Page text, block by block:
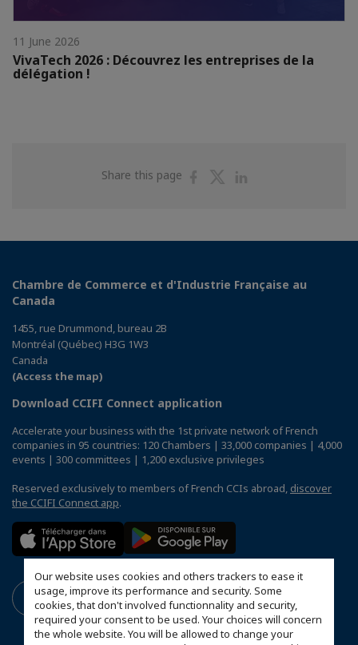
Our website uses cookies and others trackers to ease it
usage, improve its performance and security. Some
cookies, that don't involved functionnality and security,
required your consent to be used. Your choices will concern
the whole website. You will be allowed to change your
11 June 2026
VivaTech 2026 : Découvrez les entreprises de la
délégation !
Share this page
ShareShare
Chambre de Commerce et d'Industrie Française au
Canada
1455, rue Drummond, bureau 2B
Montréal (Québec) H3G 1W3
Canada
(Access the map)
Download CCIFI Connect application
Accelerate your business with the 1st private network of French
companies in 95 countries: 120 Chambers | 33,000 companies | 4,000
events | 300 committees | 1,200 exclusive privileges
Reserved exclusively to members of French CCIs abroad, discover
the CCIFI Connect app.